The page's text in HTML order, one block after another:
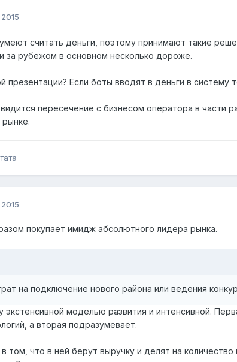
считать деньги, поэтому принимают такие
за рубежом в основном несколько дороже.
презентации? Если боты вводят в деньги в
пересечение с бизнесом оператора в части
покупает имидж абсолютного лидера рынка.
на подключение нового района или ведения
моделью развития и интенсивной.
а вторая подразумевает.
том, что в ней берут выручку и делят на